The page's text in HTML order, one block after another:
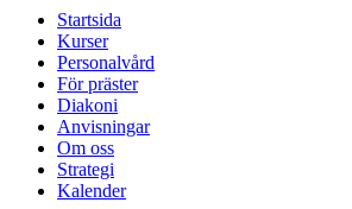
Startsida
Kurser
Personalvård
För präster
Diakoni
Anvisningar
Om oss
Strategi
Kalender